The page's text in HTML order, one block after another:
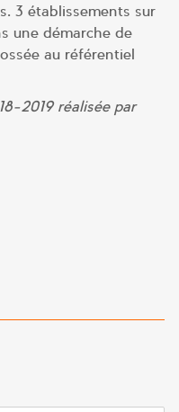
3 établissements sur
une démarche de
au référentiel
2019 réalisée par